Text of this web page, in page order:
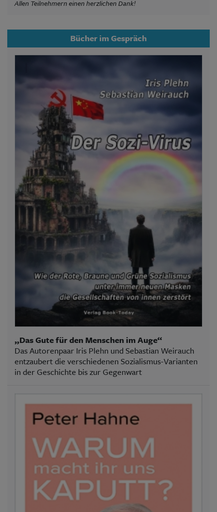
Allen Teilnehmern einen herzlichen Dank!
Bücher im Gespräch
„Das Gute für den Menschen im Auge“
Das Autorenpaar Iris Plehn und Sebastian Weirauch
entzaubert die verschiedenen Sozialismus-Varianten
in der Geschichte bis zur Gegenwart